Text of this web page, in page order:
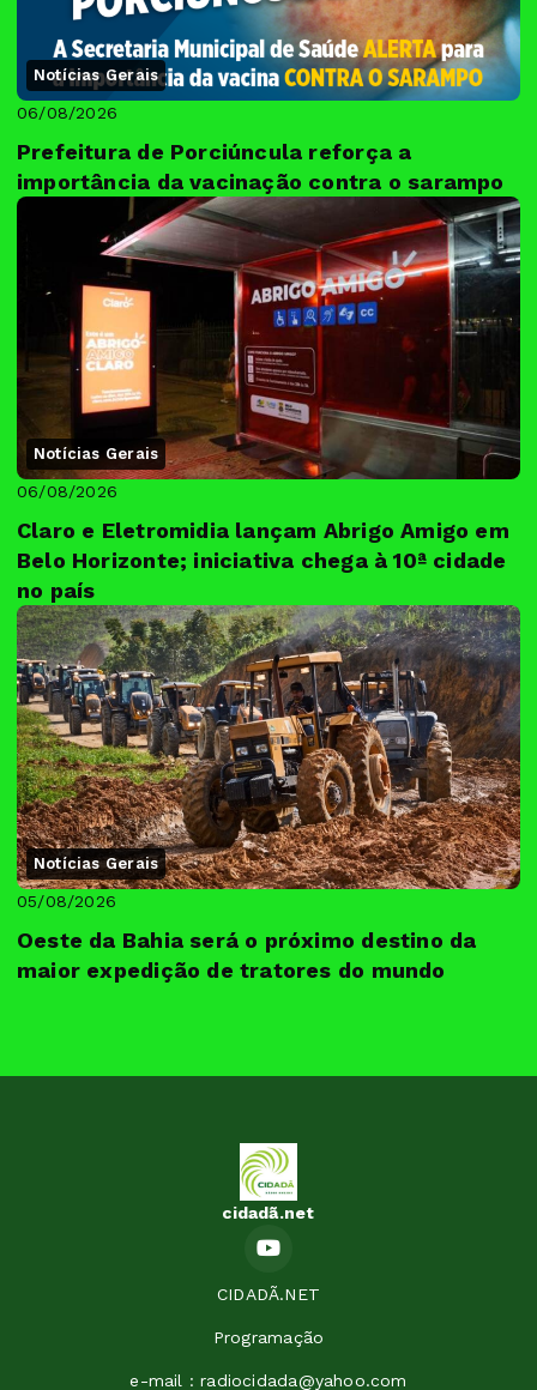
Notícias Gerais
06/08/2026
Prefeitura de Porciúncula reforça a
importância da vacinação contra o sarampo
Notícias Gerais
06/08/2026
Claro e Eletromidia lançam Abrigo Amigo em
Belo Horizonte; iniciativa chega à 10ª cidade
no país
Notícias Gerais
05/08/2026
Oeste da Bahia será o próximo destino da
maior expedição de tratores do mundo
cidadã.net
CIDADÃ.NET
Programação
e-mail : radiocidada@yahoo.com